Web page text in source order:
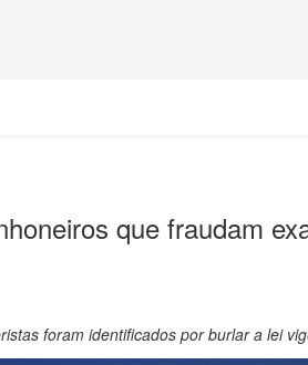
que fraudam
foram identificados por burlar a lei